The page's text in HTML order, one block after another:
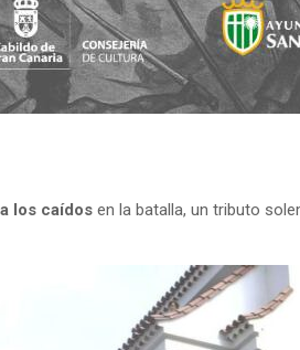
los caídosen la batalla, un tributo